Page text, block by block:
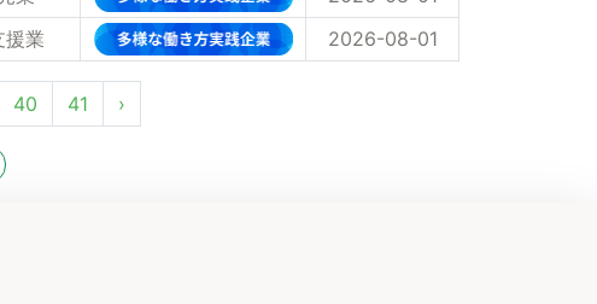
援業 2026-08-01
40 41 ›